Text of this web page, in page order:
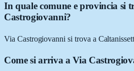
In quale comune e provincia si
Castrogiovanni?
Via Castrogiovanni si trova a
Come si arriva a Via